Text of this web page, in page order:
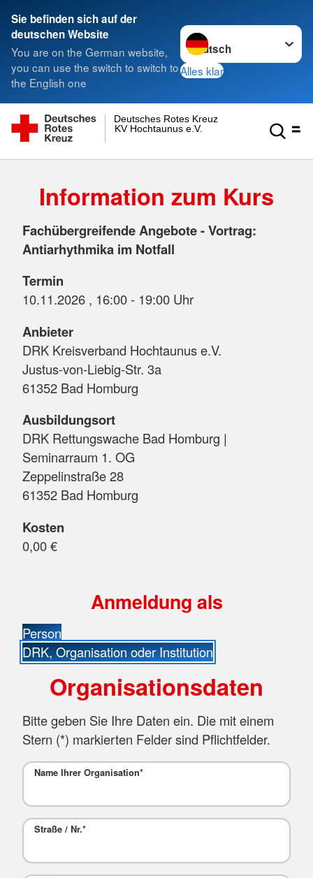
Sie befinden sich auf der
deutschen Website
You are on the German website,
you can use the switch to switch to
the English one
Sprache wechseln zu
Alles klar
KV Hochtaunus e.V.
Deutsches Rotes Kreuz
Information zum Kurs
Fachübergreifende Angebote - Vortrag:
Antiarhythmika im Notfall
Termin
10.11.2026 , 16:00 - 19:00 Uhr
Anbieter
DRK Kreisverband Hochtaunus e.V.
Justus-von-Liebig-Str. 3a
61352 Bad Homburg
Ausbildungsort
DRK Rettungswache Bad Homburg |
Seminarraum 1. OG
Zeppelinstraße 28
61352 Bad Homburg
Kosten
0,00 €
Anmeldung als
Person
DRK, Organisation oder Institution
Organisationsdaten
Bitte geben Sie Ihre Daten ein. Die mit einem
Stern (*) markierten Felder sind Pflichtfelder.
Name Ihrer Organisation*
Straße / Nr.*